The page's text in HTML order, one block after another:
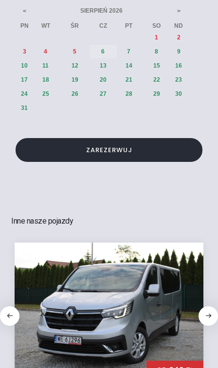
< SIERPIEŃ 2026 >
PN WT ŚR CZ PT SO
ND
1
2
3 4 5 6 7 8 9
10 11 12 13 14 15 16
17 18 19 20 21 22 23
24 25 26 27 28 29 30
31
ZAREZERWUJ
Inne nasze pojazdy